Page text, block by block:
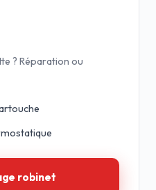
? Réparation ou
robinet